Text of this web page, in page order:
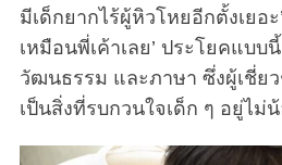
มีเด็กยากไร้ผู้หิวโหยอีกตั้งเยอะ
เหมือนพี่เค้าเลย’ ประโยคแบบ
วัฒนธรรม และภาษา ซึ่งผู้เชี่ย
เป็นสิ่งที่รบกวนใจเด็ก ๆ อยู่ไม่